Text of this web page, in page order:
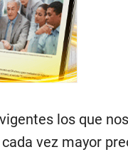
los que
vez mayor